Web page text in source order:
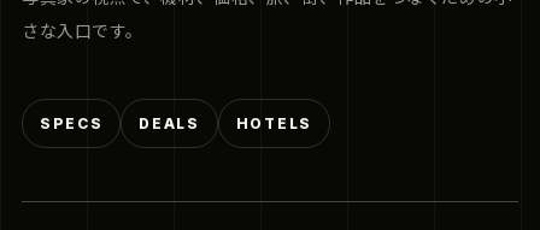
さな入口です。
SPECS DEALS HOTELS